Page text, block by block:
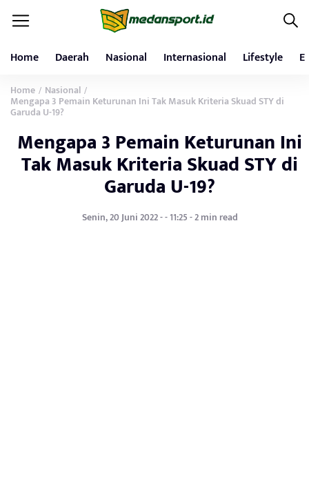
Home Daerah Nasional Internasional Lifestyle
Home / Nasional /
Mengapa 3 Pemain Keturunan Ini Tak Masuk Kriteria Skuad STY di
Garuda U-19?
Mengapa 3 Pemain Keturunan Ini
Tak Masuk Kriteria Skuad STY di
Garuda U-19?
Senin, 20 Juni 2022 - - 11:25 - 2 min read